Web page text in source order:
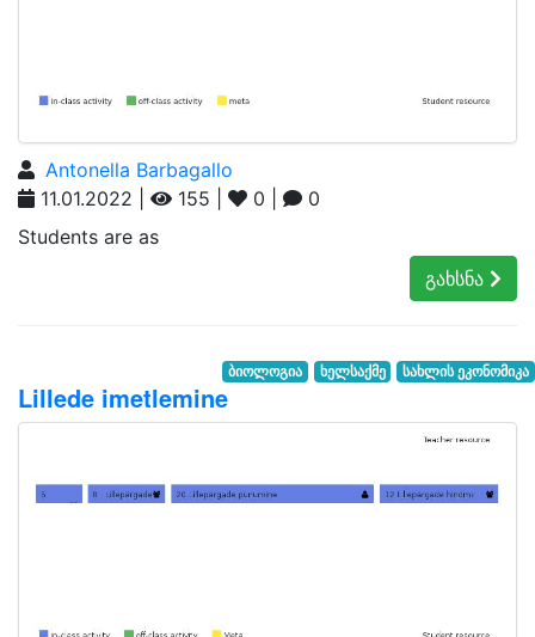
Antonella Barbagallo
11.01.2022 |
155 | 0 |
0
Students are as
გახსნა
ბიოლოგია ხელსაქმე სახლის ეკონომიკა
Lillede imetlemine